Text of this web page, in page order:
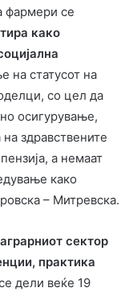
фармери се
како
на статусот на
со цел да
осигурување,
здравствените
а немаат
како
– Митревска.
сектор
практика
дели веќе 19